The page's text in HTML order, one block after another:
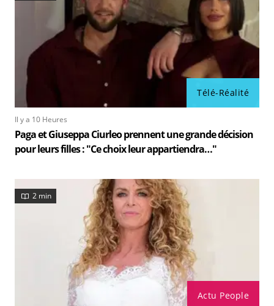
Télé-Réalité
Il y a 10 Heures
Paga et Giuseppa Ciurleo prennent une grande décision
pour leurs filles : "Ce choix leur appartiendra…"
Actu People
2 min